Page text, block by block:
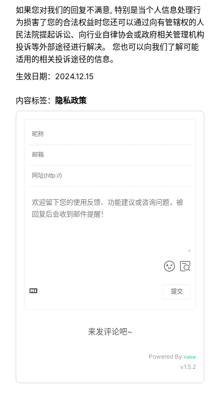
如果您对我们的回复不满意, 特别是当个人信息处理行
为损害了您的合法权益时您还可以通过向有管辖权的人
民法院提起诉讼、向行业自律协会或政府相关管理机构
投诉等外部途径进行解决。 您也可以向我们了解可能
适用的相关投诉途径的信息。
生效日期：2024.12.15
内容标签： 隐私政策
提交
来发评论吧~
Powered By Valine
v1.5.2